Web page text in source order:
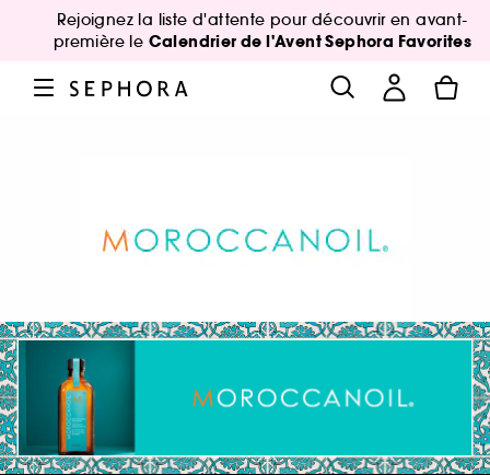
Rejoignez la liste d'attente pour découvrir en avant-
première le Calendrier de l'Avent Sephora Favorites